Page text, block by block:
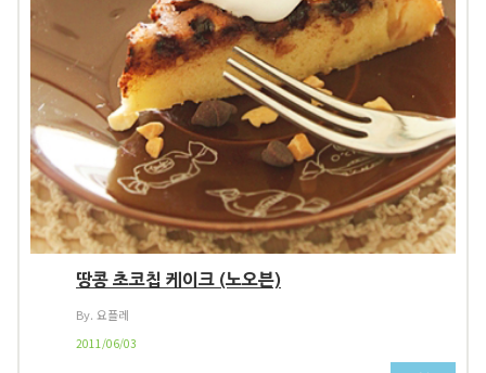
땅콩 초코칩 케이크 (노오븐)
By. 요플레
2011/06/03